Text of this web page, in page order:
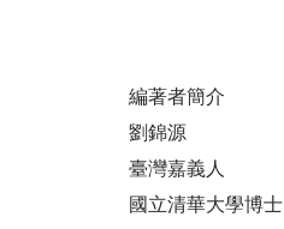
編著者簡介
劉錦源
臺灣嘉義人
國立清華大學博士